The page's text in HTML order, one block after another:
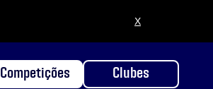
X
Competições Clubes